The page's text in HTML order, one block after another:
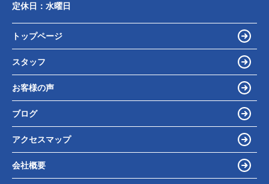
定休日： 水曜日
トップページ
スタッフ
お客様の声
ブログ
アクセスマップ
会社概要